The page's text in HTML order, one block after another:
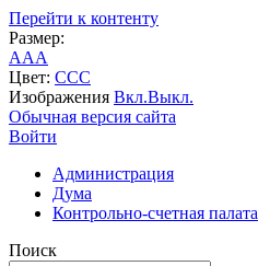
Перейти к контенту
Размер:
AAA
Цвет: CCC
Изображения Вкл.Выкл.
Обычная версия сайта
Войти
Администрация
Дума
Контрольно-счетная палата
Поиск